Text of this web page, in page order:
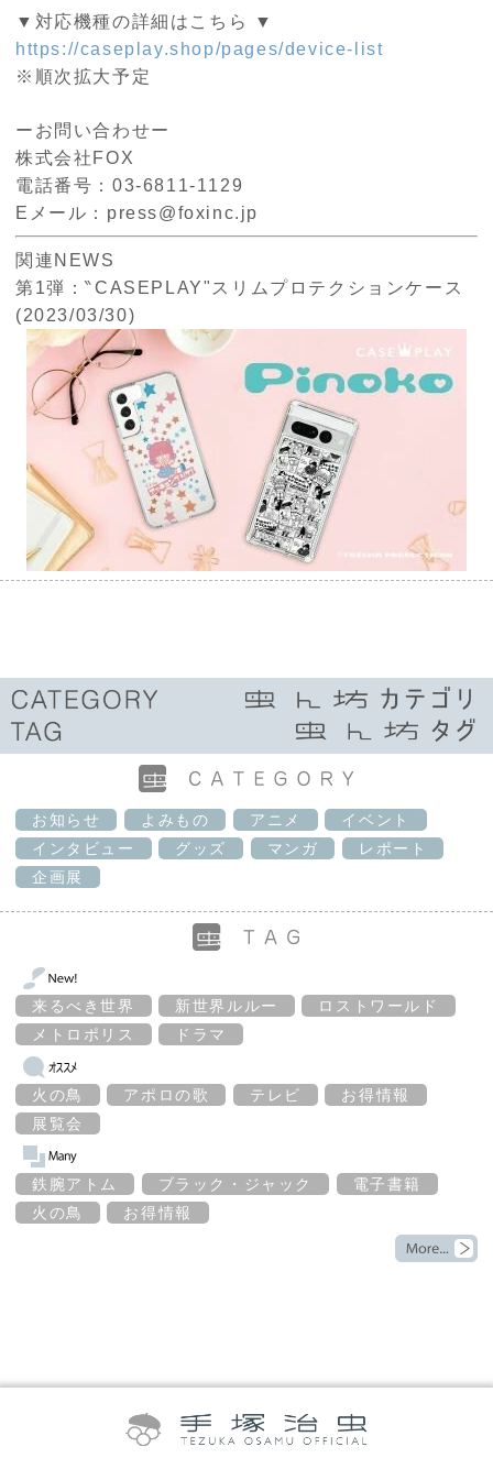
▼対応機種の詳細はこちら ▼
https://caseplay.shop/pages/device-list
※順次拡大予定
ーお問い合わせー
株式会社FOX
電話番号：03-6811-1129
Eメール：press@foxinc.jp
関連NEWS
第1弾：‶CASEPLAY"スリムプロテクションケース
(2023/03/30)
お知らせ よみもの アニメ
イベント
インタビュー
グッズ マンガ
レポート
企画展
来るべき世界 新世界ルルー
ロストワールド
メトロポリス
ドラマ
火の鳥 アポロの歌 テレビ
お得情報
展覧会
鉄腕アトム ブラック・ジャック
電子書籍
火の鳥
お得情報